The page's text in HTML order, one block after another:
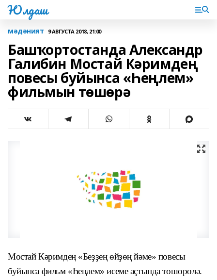
Юлдаш
мәдәният 9 АВГУСТА 2018, 21:00
Башҡортостанда Александр
Галибин Мостай Кәримдең
повесы буйынса «Һеңлем»
фильмын төшөрә
Мостай Кәримдең «Беҙҙең өйҙөң йәме» повесы
буйынса фильм «Һеңлем» исеме аҫтында төшөрөлә.